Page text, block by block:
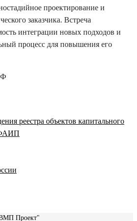
проектирование и
заказчика. Встреча
интеграции новых подходов и
процесс для повышения его
реестра объектов капитального
ФАИП
Проект"